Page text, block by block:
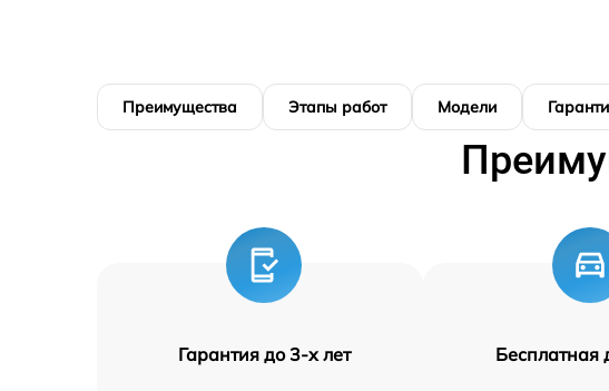
Преимущества Этапы работ Модели
Гарантия до 3-х лет Бесплатная